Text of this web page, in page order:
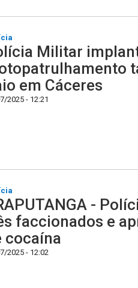
Militar
em Cáceres
2025 - 12:21
-
faccionados e
cocaína
2025 - 12:02